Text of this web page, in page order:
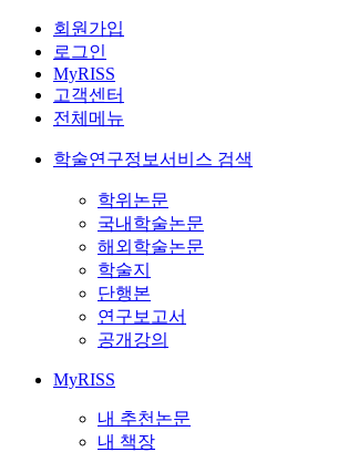
회원가입
로그인
MyRISS
고객센터
전체메뉴
학술연구정보서비스 검색
학위논문
국내학술논문
해외학술논문
학술지
단행본
연구보고서
공개강의
MyRISS
내 추천논문
내 책장